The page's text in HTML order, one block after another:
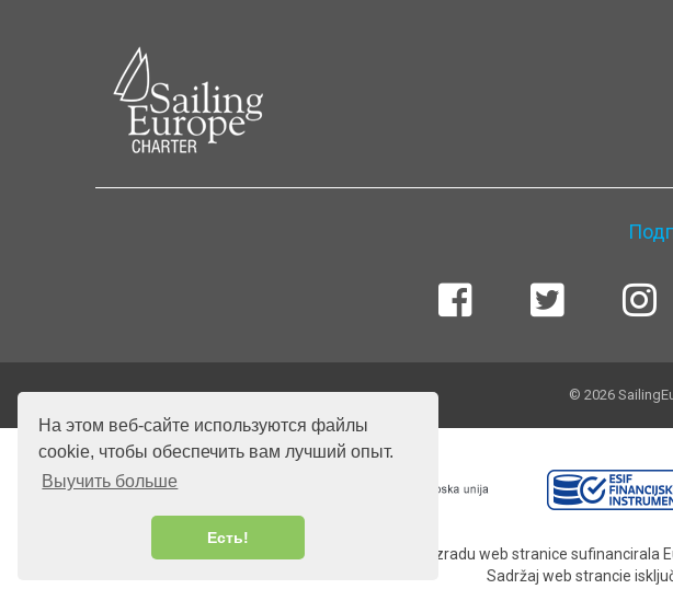
На этом веб-сайте используются файлы
cookie, чтобы обеспечить вам лучший опыт.
Выучить больше
Есть!
© 2026
Izradu web stranice sufinancirala
Sadržaj web strancie